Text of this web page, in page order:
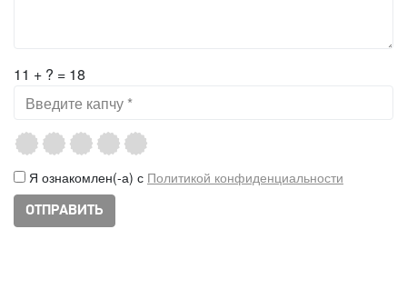
11 + ? = 18
Я ознакомлен(-а) с Политикой конфиденциальности